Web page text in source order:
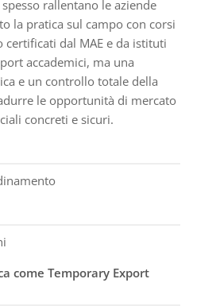
rallentano le aziende
la pratica sul campo con corsi
dal MAE e da istituti
accademici, ma una
e un controllo totale della
le opportunità di mercato
concreti e sicuri.
come Temporary Export